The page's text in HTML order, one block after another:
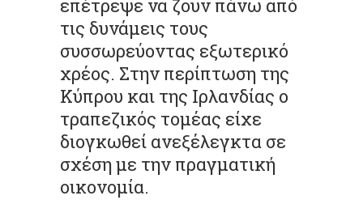
επέτρεψε να ζουν πάνω από
τις δυνάμεις τους
συσσωρεύοντας εξωτερικό
χρέος. Στην περίπτωση της
Κύπρου και της Ιρλανδίας ο
τραπεζικός τομέας είχε
διογκωθεί ανεξέλεγκτα σε
σχέση με την πραγματική
οικονομία.